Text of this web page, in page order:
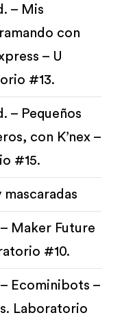
– Mis
con
– U
#13.
– Pequeños
con K’nex –
#15.
mascaradas
Maker Future
#10.
Ecominibots –
Laboratorio